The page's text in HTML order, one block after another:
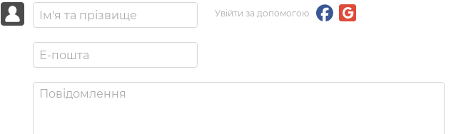
Увійти за допомогою